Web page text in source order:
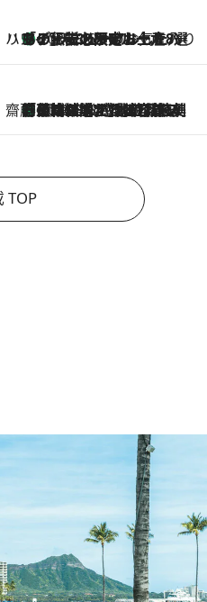
ハワイ賢者 リサのお気に入りリスト2026.8.6
あの伝説の限定トートも！ リニューアルした「ディーン＆デルーカ ハワイ」で必須のお土産8選
齋藤 薫 美容脳ルネサンス
2026.8.6
「荷物が増えるほど旅ストレスは増す」美容ジャーナリストがたどり着いた最終結論。“化粧品を劇的に減らす”感動の凝縮美容とは
TOP